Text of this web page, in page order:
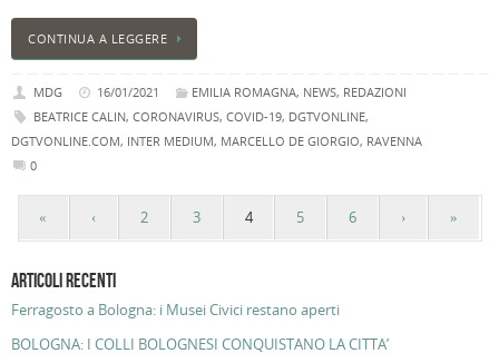
CONTINUA A LEGGERE
MDG 16/01/2021 EMILIA ROMAGNA, NEWS, REDAZIONI
BEATRICE CALIN, CORONAVIRUS, COVID-19, DGTVONLINE,
DGTVONLINE.COM, INTER MEDIUM, MARCELLO DE GIORGIO, RAVENNA
0
« ‹ 2 3 4 5 6 › »
ARTICOLI RECENTI
Ferragosto a Bologna: i Musei Civici restano aperti
BOLOGNA: I COLLI BOLOGNESI CONQUISTANO LA CITTA’